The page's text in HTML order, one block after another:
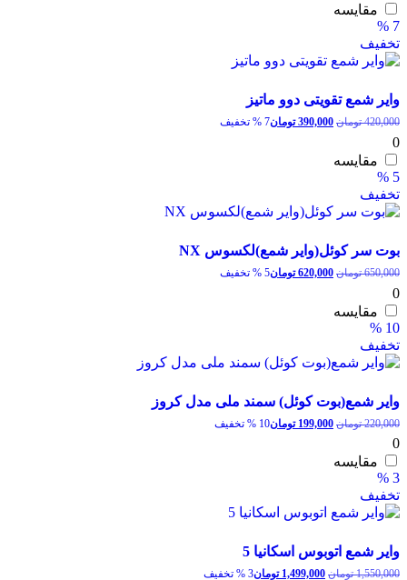
مقایسه
7 %
تخفیف
وایر شمع تقویتی دوو ماتیز
420,000 تومان قیمت
390,000 تومان7 % تخفیف
قیمت
0
مقایسه
5 %
تخفیف
بوت سر کوئل(وایر شمع)لکسوس NX
650,000 تومان قیمت
620,000 تومان5 % تخفیف
قیمت
0
مقایسه
10 %
تخفیف
وایر شمع(بوت کوئل) سمند ملی مدل کروز
220,000 تومان قیمت
199,000 تومان10 % تخفیف
قیمت
0
مقایسه
3 %
تخفیف
وایر شمع اتوبوس اسکانیا 5
1,550,000 تومان قیمت
1,499,000 تومان3 % تخفیف قیمت